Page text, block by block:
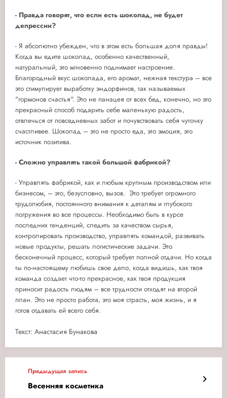
- Правда говорят, что если есть шоколад, не будет
депрессии?
- Я абсолютно убежден, что в этом есть большая доля правды!
Когда вы едите шоколад, особенно качественный,
натуральный, это мгновенно поднимает настроение.
Благородный вкус шоколада, его аромат, нежная текстура – все
это стимулирует выработку эндорфинов, так называемых
"гормонов счастья". Это не панацея от всех бед, конечно, но это
прекрасный способ подарить себе маленькую радость,
отвлечься от повседневных забот и почувствовать себя чуточку
счастливее. Шоколад – это не просто еда, это эмоция, это
источник позитива.
- Сложно управлять такой большой фабрикой?
- Управлять фабрикой, как и любым крупным производством или
бизнесом, – это, безусловно, вызов. Это требует огромного
трудолюбия, постоянного внимания к деталям и глубокого
погружения во все процессы. Необходимо быть в курсе
последних тенденций, следить за качеством сырья,
контролировать производство, управлять командой, развивать
новые продукты, решать логистические задачи. Это
бесконечный процесс, который требует полной отдачи. Но когда
ты по-настоящему любишь свое дело, когда видишь, как твоя
команда создает что-то прекрасное, как твоя продукция
приносит радость людям – все трудности отходят на второй
план. Это не просто работа, это моя страсть, моя жизнь, и я
готов отдавать ей всего себя.
Текст: Анастасия Бунакова
Предыдущая запись
Весенняя косметика